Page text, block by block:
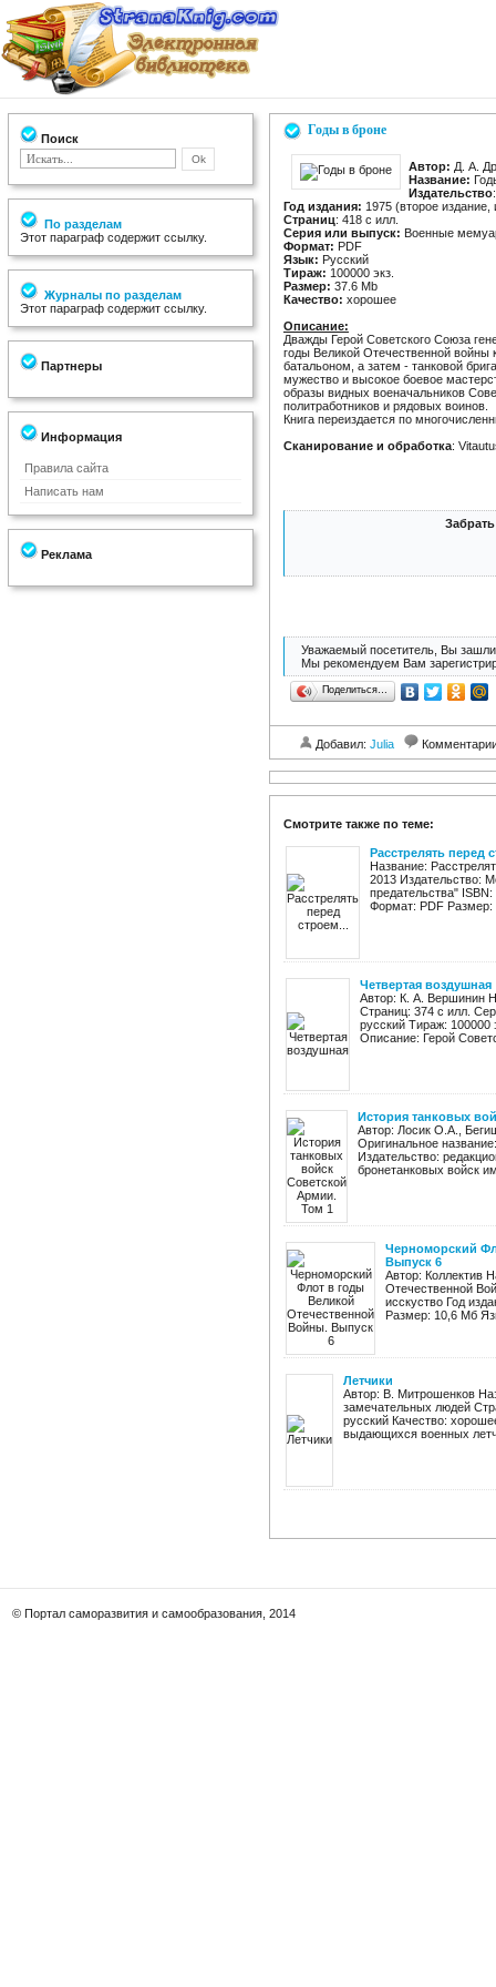
Поиск
По разделам
Этот параграф содержит ссылку.
Журналы по разделам
Этот параграф содержит ссылку.
Партнеры
Информация
Правила сайта
Написать нам
Реклама
Годы в броне
Автор: Д. А.
Название:
Издательство
Год издания: 1975 (второе
Страниц: 418 с илл.
Серия или выпуск: Военные
Формат: PDF
Язык: Русский
Тираж: 100000 экз.
Размер: 37.6 Mb
Качество: хорошее
Описание:
Дважды Герой Советского Союза
годы Великой Отечественной
батальоном, а затем - танковой
мужество и высокое боевое
образы видных военачальников
политработников и рядовых воинов.
Книга переиздается по
Сканирование и обработка:
Уважаемый посетитель, Вы зашли
Мы рекомендуем Вам
Поделиться…
Добавил: Julia
Смотрите также по теме:
Расстрелять перед
Название:
2013 Издательство:
предательства"
Формат: PDF Размер:
Четвертая воздушная
Автор: К. А. Вершинин
Страниц: 374 с илл.
русский Тираж: 100000
Описание: Герой
История танковых
Автор: Лосик О.А.,
Оригинальное
Издательство:
бронетанковых войск
Черноморский
Выпуск 6
Автор: Коллектив
Отечественной
исскуство Год
Размер: 10,6 Мб
Летчики
Автор: В. Митрошенков
замечательных людей
русский Качество:
выдающихся военных
© Портал саморазвития и самообразования, 2014